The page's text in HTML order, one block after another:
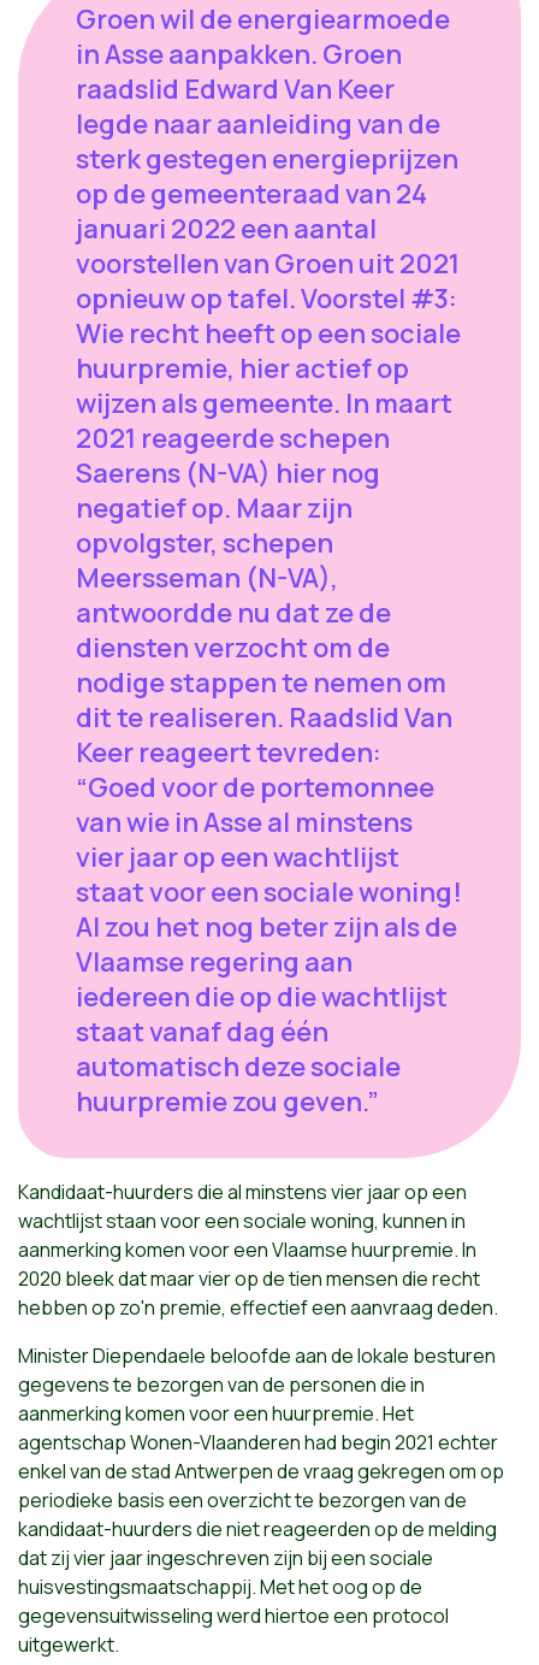
Groen wil de energiearmoede
in Asse aanpakken. Groen
raadslid Edward Van Keer
legde naar aanleiding van de
sterk gestegen energieprijzen
op de gemeenteraad van 24
januari 2022 een aantal
voorstellen van Groen uit 2021
opnieuw op tafel. Voorstel #3:
Wie recht heeft op een sociale
huurpremie, hier actief op
wijzen als gemeente. In maart
2021 reageerde schepen
Saerens (N-VA) hier nog
negatief op. Maar zijn
opvolgster, schepen
Meersseman (N-VA),
antwoordde nu dat ze de
diensten verzocht om de
nodige stappen te nemen om
dit te realiseren. Raadslid Van
Keer reageert tevreden:
“Goed voor de portemonnee
van wie in Asse al minstens
vier jaar op een wachtlijst
staat voor een sociale woning!
Al zou het nog beter zijn als de
Vlaamse regering aan
iedereen die op die wachtlijst
staat vanaf dag één
automatisch deze sociale
huurpremie zou geven.”
Kandidaat-huurders die al minstens vier jaar op een
wachtlijst staan voor een sociale woning, kunnen in
aanmerking komen voor een Vlaamse huurpremie. In
2020 bleek dat maar vier op de tien mensen die recht
hebben op zo'n premie, effectief een aanvraag deden.
Minister Diependaele beloofde aan de lokale besturen
gegevens te bezorgen van de personen die in
aanmerking komen voor een huurpremie. Het
agentschap Wonen-Vlaanderen had begin 2021 echter
enkel van de stad Antwerpen de vraag gekregen om op
periodieke basis een overzicht te bezorgen van de
kandidaat-huurders die niet reageerden op de melding
dat zij vier jaar ingeschreven zijn bij een sociale
huisvestingsmaatschappij. Met het oog op de
gegevensuitwisseling werd hiertoe een protocol
uitgewerkt.